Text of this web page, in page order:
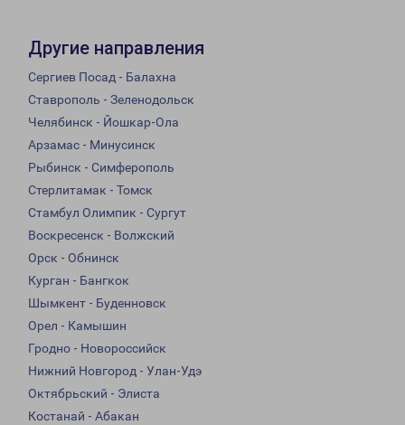
Другие направления
Сергиев Посад - Балахна
Ставрополь - Зеленодольск
Челябинск - Йошкар-Ола
Арзамас - Минусинск
Рыбинск - Симферополь
Стерлитамак - Томск
Стамбул Олимпик - Сургут
Воскресенск - Волжский
Орск - Обнинск
Курган - Бангкок
Шымкент - Буденновск
Орел - Камышин
Гродно - Новороссийск
Нижний Новгород - Улан-Удэ
Октябрьский - Элиста
Костанай - Абакан